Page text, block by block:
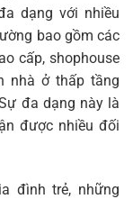
dạng với nhiều
bao gồm các
cấp, shophouse
nhà ở thấp tầng
đa dạng này là
được nhiều đối
đình trẻ, những